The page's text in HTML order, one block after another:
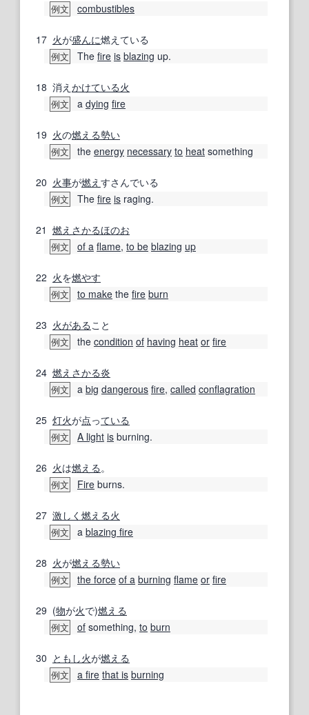
例文 combustibles
17 火が盛んに燃えている
例文 The fire is blazing up.
18 消え かけている火
例文 a dying fire
19 火の燃える勢い
例文 the energy necessary to heat something
20 火事が燃え すさんでいる
例文 The fire is raging.
21 燃えさかるほのお
例文 of a flame, to be blazing up
22 火を燃やす
例文 to make the fire burn
23 火がある こと
例文 the condition of having heat or fire
24 燃えさかる炎
例文 a big dangerous fire, called conflagration
25 灯火が点っている
例文 A light is burning.
26 火は燃える 。
例文 Fire burns.
27 激しく 燃える火
例文 a blazing fire
28 火が燃える勢い
例文 the force of a burning flame or fire
29 (物が火で)燃える
例文 of something, to burn
30 ともし火が燃える
例文 a fire that is burning